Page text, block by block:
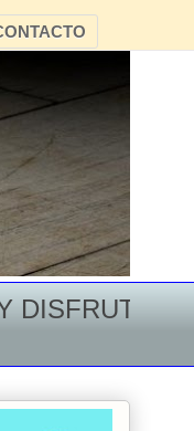
DEL